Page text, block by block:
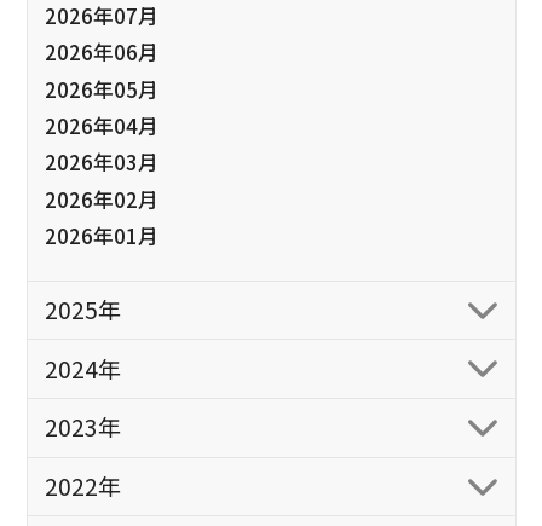
2026年07月
2026年06月
2026年05月
2026年04月
2026年03月
2026年02月
2026年01月
2025年
2024年
2023年
2022年